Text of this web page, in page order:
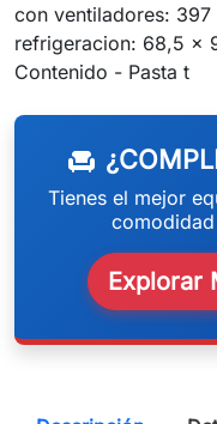
con ventiladores:
refrigeracion: 68,5 x
Contenido - Pasta t
chair
Tienes el mejor
Explorar